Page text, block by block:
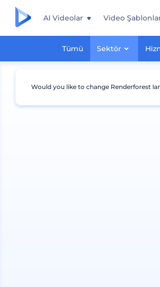
AI Videolar Video
Tümü Sektör
Would you like to change Renderforest